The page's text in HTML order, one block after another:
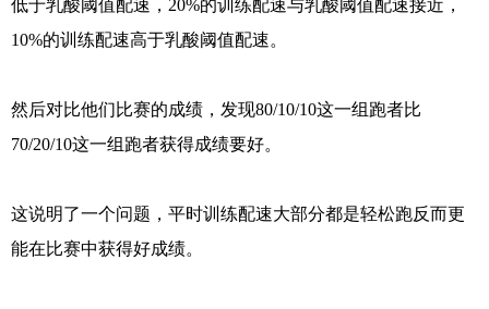
低于乳酸阈值配速，20%的训练配速与乳酸阈值配速接近，
10%的训练配速高于乳酸阈值配速。
然后对比他们比赛的成绩，发现80/10/10这一组跑者比
70/20/10这一组跑者获得成绩要好。
这说明了一个问题，平时训练配速大部分都是轻松跑反而更
能在比赛中获得好成绩。